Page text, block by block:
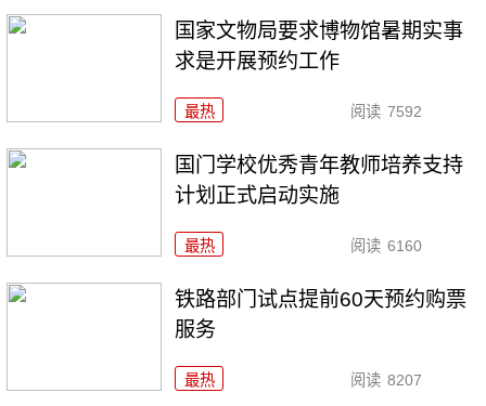
国家文物局要求博物馆暑期实事
求是开展预约工作
最热 阅读 7592
国门学校优秀青年教师培养支持
计划正式启动实施
最热 阅读 6160
铁路部门试点提前60天预约购票
服务
最热 阅读 8207